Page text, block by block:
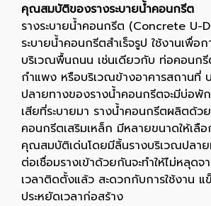
คุณสมบัติของรางระบายน้ำคอนกรีต
รางระบายน้ำคอนกรีต (Concrete U-
ระบายน้ำคอนกรีตสำเร็จรูป ใช้งานเพื่อก
บริเวณพื้นถนน เช่นเดียวกับ ท่อคอนกรี
กำแพง หรือบริเวณข้างอาคารสถานที่
ปลายทางของรางน้ำคอนกรีตจะมีบ่อพั
เสียที่ระบายมา รางน้ำคอนกรีตผลิตด้วย
คอนกรีตเสริมเหล็ก มีหลายขนาดให้เลือ
คุณสมบัติเด่นโดยมีลิ้นรางบริเวณปลา
ต่อเชื่อมรางเข้าด้วยกันจะทำให้ไม่หลุด
เวลาติดตั้งแล้ว สะดวกกับการใช้งาน แ
ประหยัดเวลาก่อสร้าง